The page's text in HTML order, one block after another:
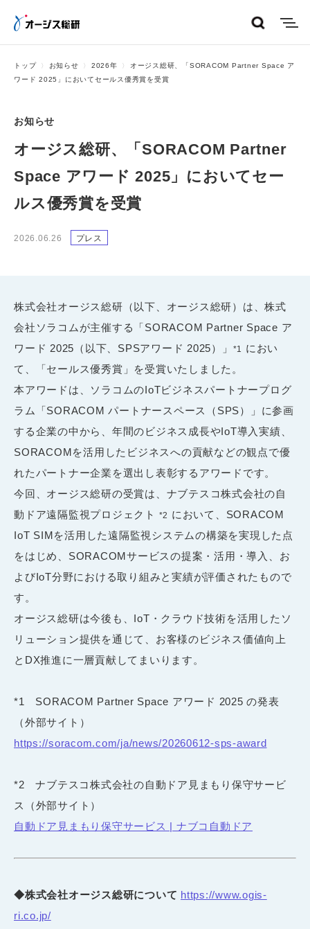
トップ お知らせ 2026年
オージス総研、「SORACOM Partner Space ア
ワード 2025」においてセールス優秀賞を受賞
お知らせ
オージス総研、「SORACOM Partner
Space アワード 2025」においてセー
ルス優秀賞を受賞
2026.06.26 プレス
株式会社オージス総研（以下、オージス総研）は、株式
会社ソラコムが主催する「SORACOM Partner Space ア
ワード 2025（以下、SPSアワード 2025）」
*1
におい
て、「セールス優秀賞」を受賞いたしました。
本アワードは、ソラコムのIoTビジネスパートナープログ
ラム「SORACOM パートナースペース（SPS）」に参画
する企業の中から、年間のビジネス成長やIoT導入実績、
SORACOMを活用したビジネスへの貢献などの観点で優
れたパートナー企業を選出し表彰するアワードです。
今回、オージス総研の受賞は、ナブテスコ株式会社の自
動ドア遠隔監視プロジェクト
*2 において、SORACOM
IoT SIMを活用した遠隔監視システムの構築を実現した点
をはじめ、SORACOMサービスの提案・活用・導入、お
よびIoT分野における取り組みと実績が評価されたもので
す。
オージス総研は今後も、IoT・クラウド技術を活用したソ
リューション提供を通じて、お客様のビジネス価値向上
とDX推進に一層貢献してまいります。
*1 SORACOM Partner Space アワード 2025 の発表
（外部サイト）
https://soracom.com/ja/news/20260612-sps-award
*2 ナブテスコ株式会社の自動ドア見まもり保守サービ
ス（外部サイト）
自動ドア見まもり保守サービス | ナブコ自動ドア
◆株式会社オージス総研について https://www.ogis-
ri.co.jp/